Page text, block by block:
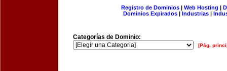
Registro de Dominios| Web Hosting |
Dominios Expirados | Industrias |
Categorías de Dominio:
[Pág.